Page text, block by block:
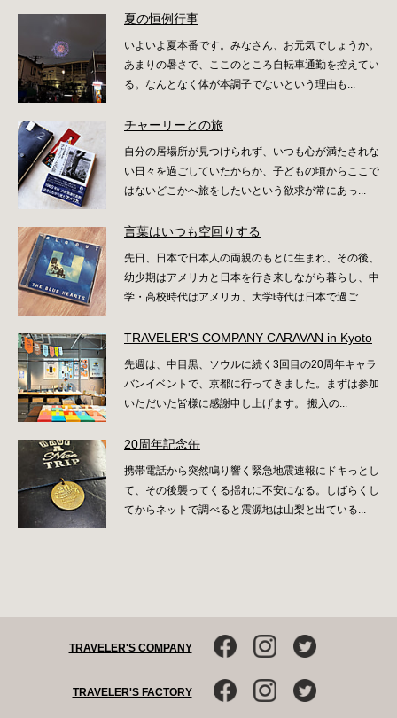
夏の恒例行事
いよいよ夏本番です。みなさん、お元気でしょうか。
あまりの暑さで、ここのところ自転車通勤を控えてい
る。なんとなく体が本調子でないという理由も...
チャーリーとの旅
自分の居場所が見つけられず、いつも心が満たされな
い日々を過ごしていたからか、子どもの頃からここで
はないどこかへ旅をしたいという欲求が常にあっ...
言葉はいつも空回りする
先日、日本で日本人の両親のもとに生まれ、その後、
幼少期はアメリカと日本を行き来しながら暮らし、中
学・高校時代はアメリカ、大学時代は日本で過ご...
TRAVELER'S COMPANY CARAVAN in Kyoto
先週は、中目黒、ソウルに続く3回目の20周年キャラ
バンイベントで、京都に行ってきました。まずは参加
いただいた皆様に感謝申し上げます。 搬入の...
20周年記念缶
携帯電話から突然鳴り響く緊急地震速報にドキっとし
て、その後襲ってくる揺れに不安になる。しばらくし
てからネットで調べると震源地は山梨と出ている...
TRAVELER'S COMPANY
TRAVELER'S FACTORY